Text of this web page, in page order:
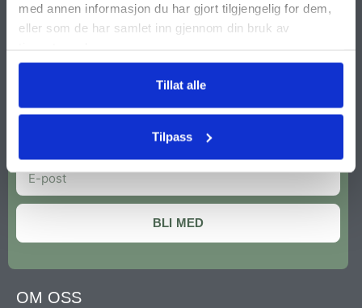
med annen informasjon du har gjort tilgjengelig for dem,
eller som de har samlet inn gjennom din bruk av
Tillat alle
Tilpass
OM OSS
🌿 BLI MED PÅ REISEN
til små og store anledninger.
Vi lover ingen spam, bare ekte innhold fra hverdagen vår.
BLI MED